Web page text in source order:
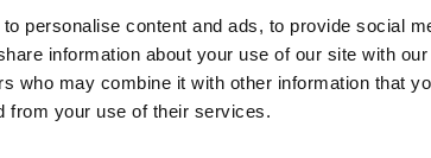
personalise content and ads, to provide social
information about your use of our site with
who may combine it with other information that
from your use of their services.
(saunojen
Y-tunnus: 0116872-